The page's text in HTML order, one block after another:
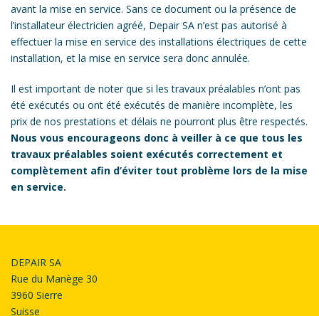
avant la mise en service. Sans ce document ou la présence de
l’installateur électricien agréé, Depair SA n’est pas autorisé à
effectuer la mise en service des installations électriques de cette
installation, et la mise en service sera donc annulée.
Il est important de noter que si les travaux préalables n’ont pas
été exécutés ou ont été exécutés de manière incomplète, les
prix de nos prestations et délais ne pourront plus être respectés.
Nous vous encourageons donc à veiller à ce que tous les
travaux préalables soient exécutés correctement et
complètement afin d’éviter tout problème lors de la mise
en service.
DEPAIR SA
Rue du Manège 30
3960 Sierre
Suisse